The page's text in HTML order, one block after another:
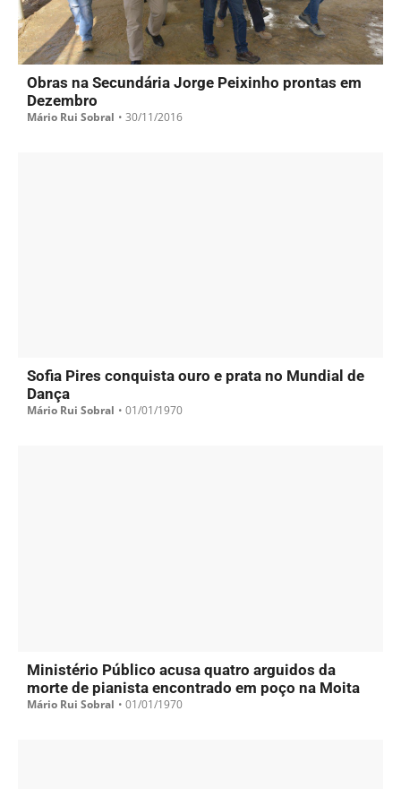
Obras na Secundária Jorge Peixinho prontas em
Dezembro
Mário Rui Sobral • 30/11/2016
Sofia Pires conquista ouro e prata no Mundial de
Dança
Mário Rui Sobral • 01/01/1970
Ministério Público acusa quatro arguidos da
morte de pianista encontrado em poço na Moita
Mário Rui Sobral • 01/01/1970